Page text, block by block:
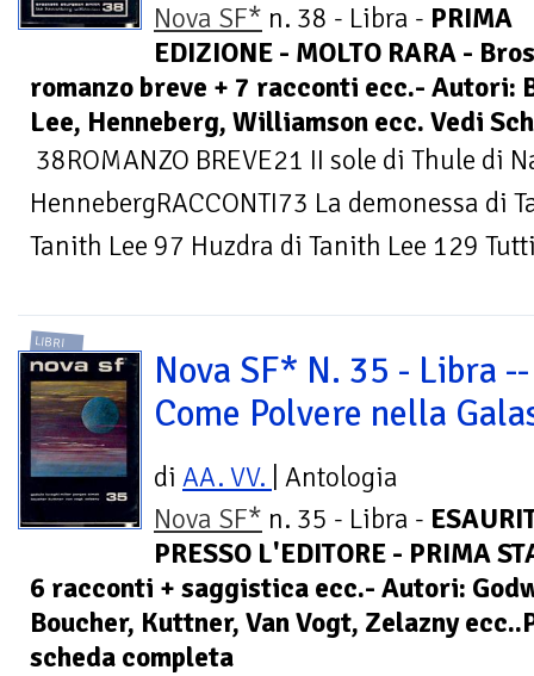
Nova SF* n. 38 - Libra - PRIMA
EDIZIONE - MOLTO RARA -
romanzo breve + 7 racconti ecc.- Autori:
Lee, Henneberg, Williamson ecc. Vedi
38ROMANZO BREVE21 II sole di Thule di
HennebergRACCONTI73 La demonessa di
Tanith Lee 97 Huzdra di Tanith Lee 129
LIBRI
Nova SF* N. 35 - Libra --
Come Polvere nella
di AA. VV. | Antologia
Nova SF* n. 35 - Libra -
PRESSO L'EDITORE - PRIMA
6 racconti + saggistica ecc.- Autori:
Boucher, Kuttner, Van Vogt, Zelazny
scheda completa